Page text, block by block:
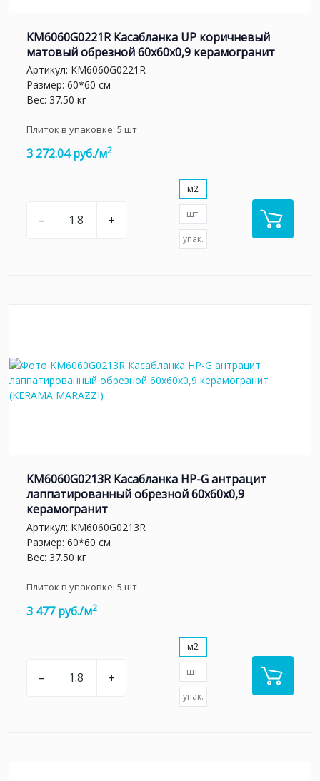
KM6060G0221R Касабланка UP коричневый
матовый обрезной 60x60x0,9 керамогранит
Артикул: KM6060G0221R
Размер: 60*60 см
Вес: 37.50 кг
Плиток в упаковке: 5 шт
3 272.04 руб./м2
– +
м2
шт.
упак.
KM6060G0213R Касабланка HP-G антрацит
лаппатированный обрезной 60x60x0,9
керамогранит
Артикул: KM6060G0213R
Размер: 60*60 см
Вес: 37.50 кг
Плиток в упаковке: 5 шт
3 477 руб./м2
– +
м2
шт.
упак.